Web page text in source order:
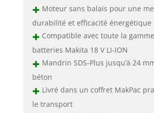
+ Moteur sans balais pour une
durabilité et efficacité énergétique
+ Compatible avec toute la
batteries Makita 18 V LI-ION
+ Mandrin SDS-Plus jusqu’à 24
béton
+ Livré dans un coffret MakPac
le transport